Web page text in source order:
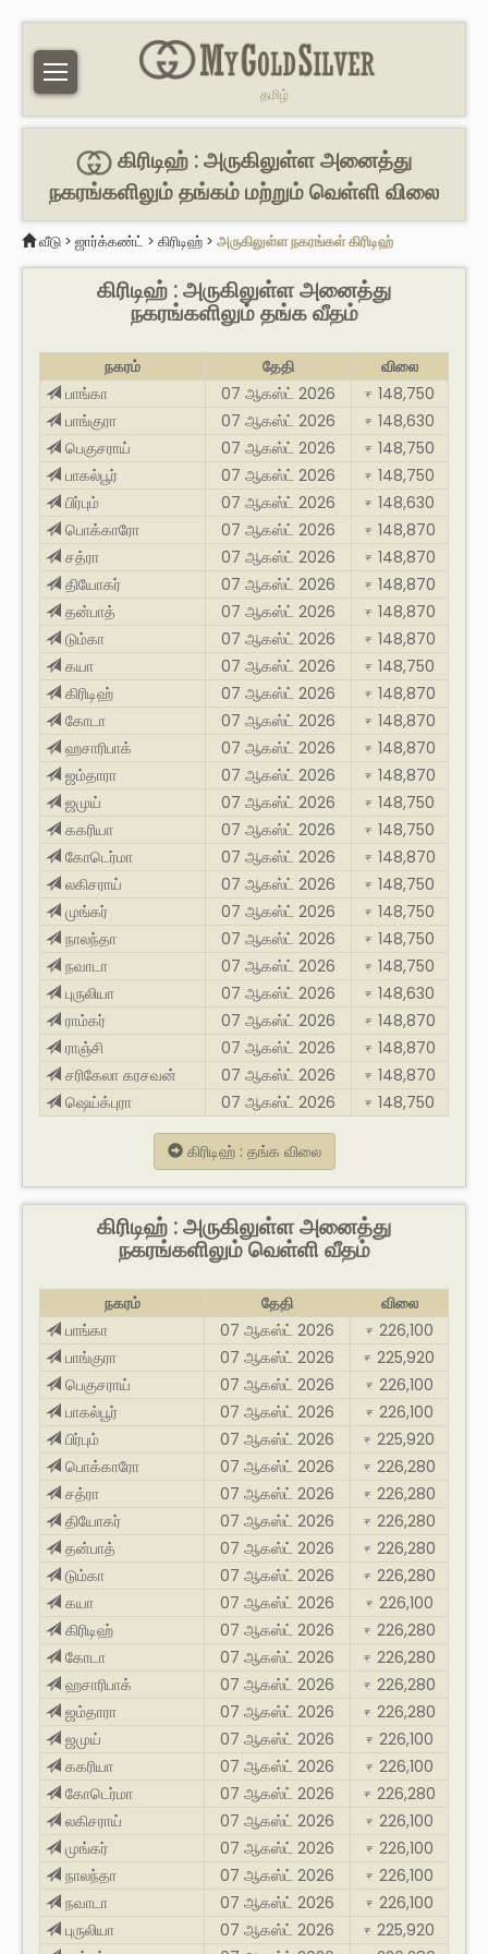
தமிழ்
கிரிடிஹ் : அருகிலுள்ள அனைத்து
நகரங்களிலும் தங்கம் மற்றும் வெள்ளி விலை
வீடு > ஜார்க்கண்ட் > கிரிடிஹ் > அருகிலுள்ள நகரங்கள் கிரிடிஹ்
கிரிடிஹ் : அருகிலுள்ள அனைத்து
நகரங்களிலும் தங்க வீதம்
நகரம் தேதி
விலை
பாங்கா
07 ஆகஸ்ட் 2026 ₹ 148,750
பாங்குரா
07 ஆகஸ்ட் 2026 ₹ 148,630
பெகுசராய்
07 ஆகஸ்ட் 2026 ₹ 148,750
பாகல்பூர்
07 ஆகஸ்ட் 2026 ₹ 148,750
பிர்பும்
07 ஆகஸ்ட் 2026 ₹ 148,630
பொக்காரோ
07 ஆகஸ்ட் 2026 ₹ 148,870
சத்ரா
07 ஆகஸ்ட் 2026 ₹ 148,870
தியோகர்
07 ஆகஸ்ட் 2026 ₹ 148,870
தன்பாத்
07 ஆகஸ்ட் 2026 ₹ 148,870
டும்கா
07 ஆகஸ்ட் 2026 ₹ 148,870
கயா
07 ஆகஸ்ட் 2026 ₹ 148,750
கிரிடிஹ்
07 ஆகஸ்ட் 2026 ₹ 148,870
கோடா
07 ஆகஸ்ட் 2026 ₹ 148,870
ஹசாரிபாக்
07 ஆகஸ்ட் 2026 ₹ 148,870
ஜம்தாரா
07 ஆகஸ்ட் 2026 ₹ 148,870
ஜமுய்
07 ஆகஸ்ட் 2026 ₹ 148,750
ககரியா
07 ஆகஸ்ட் 2026 ₹ 148,750
கோடெர்மா
07 ஆகஸ்ட் 2026 ₹ 148,870
லகிசராய்
07 ஆகஸ்ட் 2026 ₹ 148,750
முங்கர்
07 ஆகஸ்ட் 2026 ₹ 148,750
நாலந்தா
07 ஆகஸ்ட் 2026 ₹ 148,750
நவாடா
07 ஆகஸ்ட் 2026 ₹ 148,750
புருலியா
07 ஆகஸ்ட் 2026 ₹ 148,630
ராம்கர்
07 ஆகஸ்ட் 2026 ₹ 148,870
ராஞ்சி
07 ஆகஸ்ட் 2026 ₹ 148,870
சரிகேலா கரசவன்
07 ஆகஸ்ட் 2026 ₹ 148,870
ஷெய்க்புரா
07 ஆகஸ்ட் 2026 ₹ 148,750
கிரிடிஹ் : தங்க விலை
கிரிடிஹ் : அருகிலுள்ள அனைத்து
நகரங்களிலும் வெள்ளி வீதம்
நகரம் தேதி
விலை
பாங்கா
07 ஆகஸ்ட் 2026 ₹ 226,100
பாங்குரா
07 ஆகஸ்ட் 2026 ₹ 225,920
பெகுசராய்
07 ஆகஸ்ட் 2026 ₹ 226,100
பாகல்பூர்
07 ஆகஸ்ட் 2026 ₹ 226,100
பிர்பும்
07 ஆகஸ்ட் 2026 ₹ 225,920
பொக்காரோ
07 ஆகஸ்ட் 2026 ₹ 226,280
சத்ரா
07 ஆகஸ்ட் 2026 ₹ 226,280
தியோகர்
07 ஆகஸ்ட் 2026 ₹ 226,280
தன்பாத்
07 ஆகஸ்ட் 2026 ₹ 226,280
டும்கா
07 ஆகஸ்ட் 2026 ₹ 226,280
கயா
07 ஆகஸ்ட் 2026 ₹ 226,100
கிரிடிஹ்
07 ஆகஸ்ட் 2026 ₹ 226,280
கோடா
07 ஆகஸ்ட் 2026 ₹ 226,280
ஹசாரிபாக்
07 ஆகஸ்ட் 2026 ₹ 226,280
ஜம்தாரா
07 ஆகஸ்ட் 2026 ₹ 226,280
ஜமுய்
07 ஆகஸ்ட் 2026 ₹ 226,100
ககரியா
07 ஆகஸ்ட் 2026 ₹ 226,100
கோடெர்மா
07 ஆகஸ்ட் 2026 ₹ 226,280
லகிசராய்
07 ஆகஸ்ட் 2026 ₹ 226,100
முங்கர்
07 ஆகஸ்ட் 2026 ₹ 226,100
நாலந்தா
07 ஆகஸ்ட் 2026 ₹ 226,100
நவாடா
07 ஆகஸ்ட் 2026 ₹ 226,100
புருலியா
07 ஆகஸ்ட் 2026 ₹ 225,920